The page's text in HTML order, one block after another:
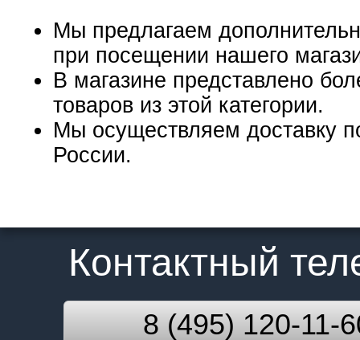
Мы предлагаем
при посещении нашего
В магазине представлено
товаров из этой категории.
Мы осуществляем доставку
России.
Контактный
8 (495) 120-11-